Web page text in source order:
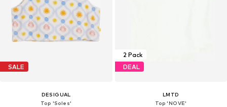
SALE
DESIGUAL
Top 'Soles'
2 Pack
DEAL
LMTD
Top 'NOVE'